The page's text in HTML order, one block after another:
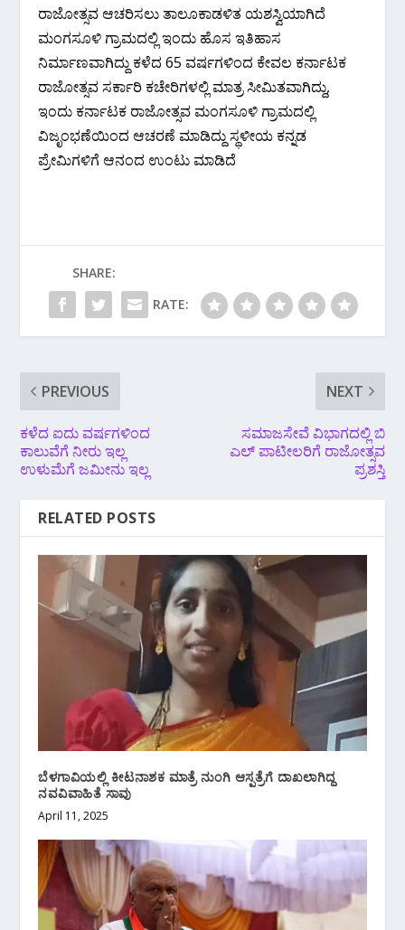
ರಾಜೋತ್ಸವ ಆಚರಿಸಲು ತಾಲೂಕಾಡಳಿತ ಯಶಸ್ವಿಯಾಗಿದೆ‌
ಮಂಗಸೂಳಿ ಗ್ರಾಮದಲ್ಲಿ ಇಂದು ಹೊಸ ಇತಿಹಾಸ
ನಿರ್ಮಾಣವಾಗಿದ್ದು ಕಳೆದ 65 ವರ್ಷಗಳಿಂದ ಕೇವಲ ಕರ್ನಾಟಕ
ರಾಜೋತ್ಸವ ಸರ್ಕಾರಿ ಕಚೇರಿಗಳಲ್ಲಿ ಮಾತ್ರ ಸೀಮಿತವಾಗಿದ್ದು,
ಇಂದು ಕರ್ನಾಟಕ ರಾಜೋತ್ಸವ ಮಂಗಸೂಳಿ ಗ್ರಾಮದಲ್ಲಿ
ವಿಜೃಂಭಣೆಯಿಂದ ಆಚರಣೆ ಮಾಡಿದ್ದು ಸ್ಥಳೀಯ ಕನ್ನಡ
ಪ್ರೇಮಿಗಳಿಗೆ ಆನಂದ ಉಂಟು ಮಾಡಿದೆ
SHARE:
RATE:
PREVIOUS
ಕಳೆದ ಐದು ವರ್ಷಗಳಿಂದ
ಕಾಲುವೆಗೆ ನೀರು ಇಲ್ಲ
ಉಳುಮೆಗೆ ಜಮೀನು ಇಲ್ಲ
NEXT
ಸಮಾಜಸೇವೆ ವಿಭಾಗದಲ್ಲಿ ಬಿ
ಎಲ್ ಪಾಟೀಲರಿಗೆ ರಾಜೋತ್ಸವ
ಪ್ರಶಸ್ತಿ
RELATED POSTS
ಬೆಳಗಾವಿಯಲ್ಲಿ ಕೀಟನಾಶಕ ಮಾತ್ರೆ ನುಂಗಿ ಆಸ್ಪತ್ರೆಗೆ ದಾಖಲಾಗಿದ್ದ
ನವವಿವಾಹಿತೆ ಸಾವು
April 11, 2025